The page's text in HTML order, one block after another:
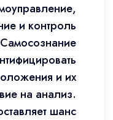
и контроль
и их
на анализ.
шанс